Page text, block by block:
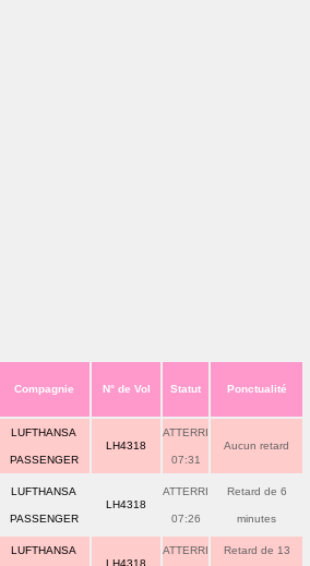
Compagnie N° de Vol Statut Ponctualité
LUFTHANSA
PASSENGER
LH4318
ATTERRI
07:31
Aucun retard
LUFTHANSA
PASSENGER
LH4318
ATTERRI
07:26
Retard de 6
minutes
LUFTHANSA
LH4318
ATTERRI Retard de 13